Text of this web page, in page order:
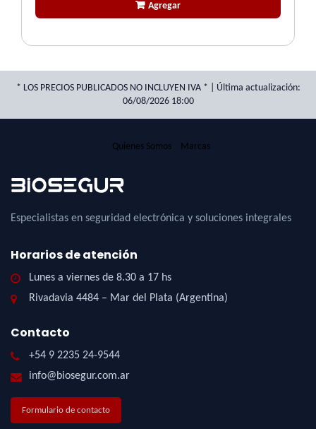
Agregar
* LOS PRECIOS PUBLICADOS NO INCLUYEN IVA * | Última actualización:
06/08/2026 18:00
Quienes Somos Marcas
Especialistas en seguridad electrónica y soluciones integrales
Horarios de atención
Lunes a viernes de 8.30 a 17 hs
Rivadavia 4484 – Mar del Plata (Argentina)
Contacto
+54 9 2235 24-9544
info@biosegur.com.ar
Formulario de contacto